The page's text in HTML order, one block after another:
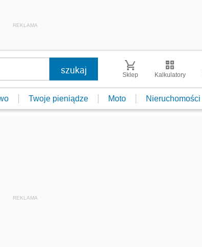
REKLAMA
Sklep Kalkulatory
Twoje pieniądze Moto Nieruchomości